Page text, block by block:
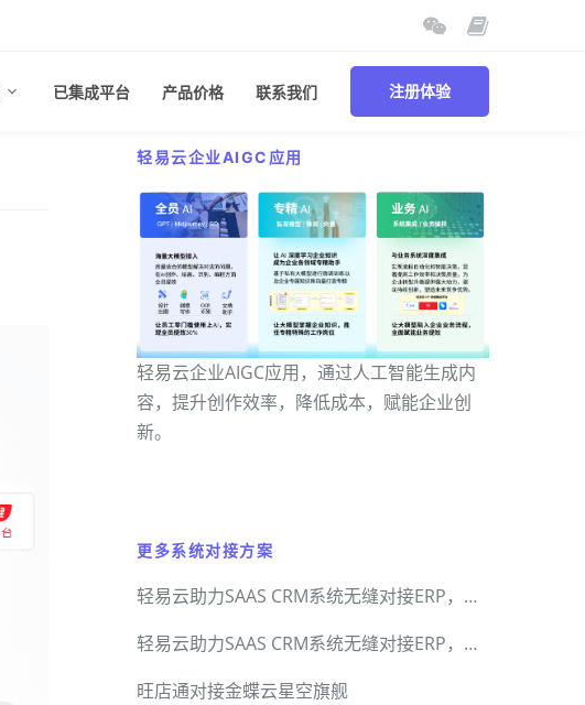
已集成平台 产品价格 联系我们 注册体验
轻易云企业AIGC应用
轻易云企业AIGC应用，通过人工智能生成内
容，提升创作效率，降低成本，赋能企业创
新。
更多系统对接方案
轻易云助力SAAS CRM系统无缝对接ERP，小满CRM集成标准套件
轻易云助力SAAS CRM系统无缝对接ERP，小满CRM集成标准套件
旺店通对接金蝶云星空旗舰